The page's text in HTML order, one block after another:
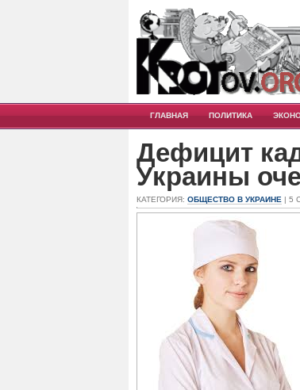
ГЛАВНАЯ ПОЛИТИКА
Дефицит
Украины
КАТЕГОРИЯ: ОБЩЕСТВО В УКРАИНЕ | 5